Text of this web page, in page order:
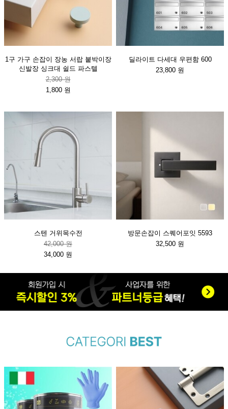
1구 가구 손잡이 장농 서랍 붙박이장
신발장 싱크대 쉴드 파스텔
2,300 원
1,800 원
딜라이트 다세대 우편함 600
23,800 원
스텐 거위목수전
42,000 원
34,000 원
방문손잡이 스퀘어포잇 5593
32,500 원